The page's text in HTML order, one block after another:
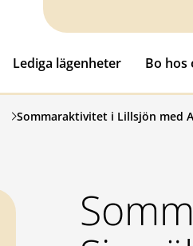
Lediga lägenheter
Bo hos
Sommaraktivitet i Lillsjön med